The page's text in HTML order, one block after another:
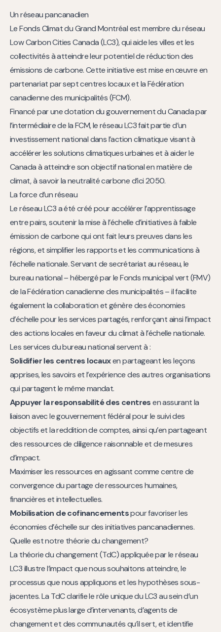
Un réseau pancanadien
Le Fonds Climat du Grand Montréal est membre du réseau
Low Carbon Cities Canada (LC3), qui aide les villes et les
collectivités à atteindre leur potentiel de réduction des
émissions de carbone. Cette initiative est mise en œuvre en
partenariat par sept centres locaux et la Fédération
canadienne des municipalités (FCM).
Financé par une dotation du gouvernement du Canada par
l’intermédiaire de la FCM, le réseau LC3 fait partie d’un
investissement national dans l’action climatique visant à
accélérer les solutions climatiques urbaines et à aider le
Canada à atteindre son objectif national en matière de
climat, à savoir la neutralité carbone d’ici 2050.
La force d’un réseau
Le réseau LC3 a été créé pour accélérer l’apprentissage
entre pairs, soutenir la mise à l’échelle d’initiatives à faible
émission de carbone qui ont fait leurs preuves dans les
régions, et simplifier les rapports et les communications à
l’échelle nationale. Servant de secrétariat au réseau, le
bureau national – hébergé par le Fonds municipal vert (FMV)
de la Fédération canadienne des municipalités – il facilite
également la collaboration et génère des économies
d’échelle pour les services partagés, renforçant ainsi l’impact
des actions locales en faveur du climat à l’échelle nationale.
Les services du bureau national servent à :
Solidifier les centres locauxen partageant les leçons
apprises, les savoirs et l’expérience des autres organisations
qui partagent le même mandat.
Appuyer la responsabilité des centresen assurant la
liaison avec le gouvernement fédéral pour le suivi des
objectifs et la reddition de comptes, ainsi qu’en partageant
des ressources de diligence raisonnable et de mesures
d’impact.
Maximiser les ressources en agissant comme centre de
convergence du partage de ressources humaines,
financières et intellectuelles.
Mobilisation de cofinancementspour favoriser les
économies d’échelle sur des initiatives pancanadiennes.
Quelle est notre théorie du changement?
La théorie du changement (TdC) appliquée par le réseau
LC3 illustre l’impact que nous souhaitons atteindre, le
processus que nous appliquons et les hypothèses sous-
jacentes. La TdC clarifie le rôle unique du LC3 au sein d’un
écosystème plus large d’intervenants, d’agents de
changement et des communautés qu’il sert, et identifie